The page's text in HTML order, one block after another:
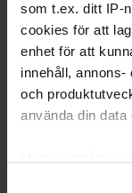
som t.ex. ditt IP-
cookies för att
enhet för att
innehåll,
och
använda din